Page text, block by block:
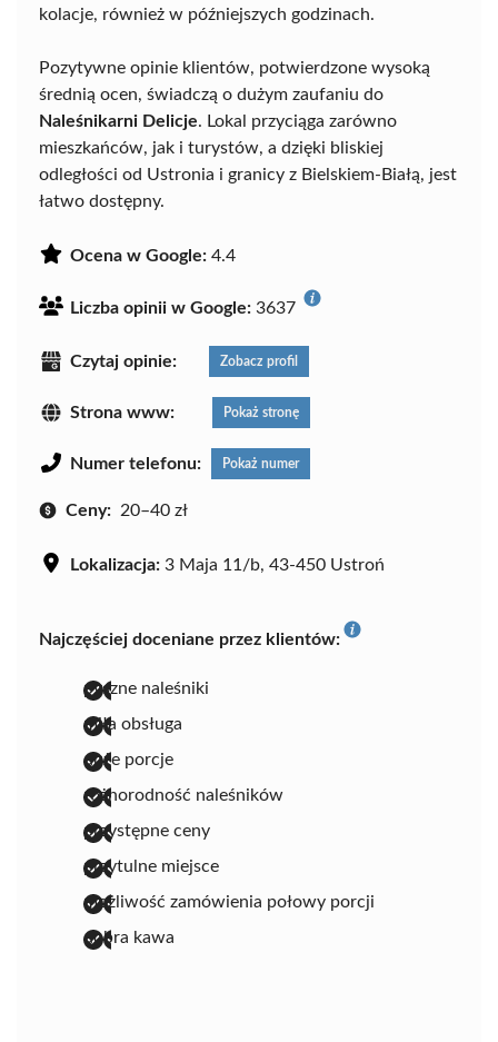
kolacje, również w późniejszych godzinach.
Pozytywne opinie klientów, potwierdzone wysoką
średnią ocen, świadczą o dużym zaufaniu do
Naleśnikarni Delicje. Lokal przyciąga zarówno
mieszkańców, jak i turystów, a dzięki bliskiej
odległości od Ustronia i granicy z Bielskiem-Białą, jest
łatwo dostępny.
Ocena w Google: 4.4
Liczba opinii w Google: 3637
Czytaj opinie: Zobacz profil
Strona www: Pokaż stronę
Numer telefonu: Pokaż numer
Ceny: 20–40 zł
Lokalizacja: 3 Maja 11/b, 43-450 Ustroń
Najczęściej doceniane przez klientów:
pyszne naleśniki
miła obsługa
duże porcje
różnorodność naleśników
przystępne ceny
przytulne miejsce
możliwość zamówienia połowy porcji
dobra kawa